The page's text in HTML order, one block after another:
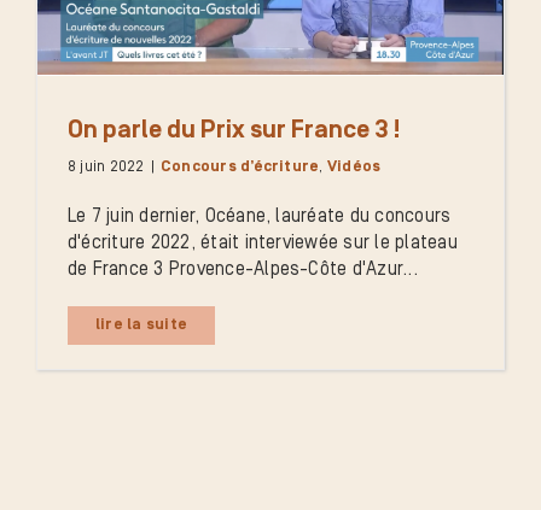
On parle du Prix sur France 3 !
8 juin 2022 | Concours d’écriture, Vidéos
Le 7 juin dernier, Océane, lauréate du concours
d'écriture 2022, était interviewée sur le plateau
de France 3 Provence-Alpes-Côte d'Azur...
lire la suite